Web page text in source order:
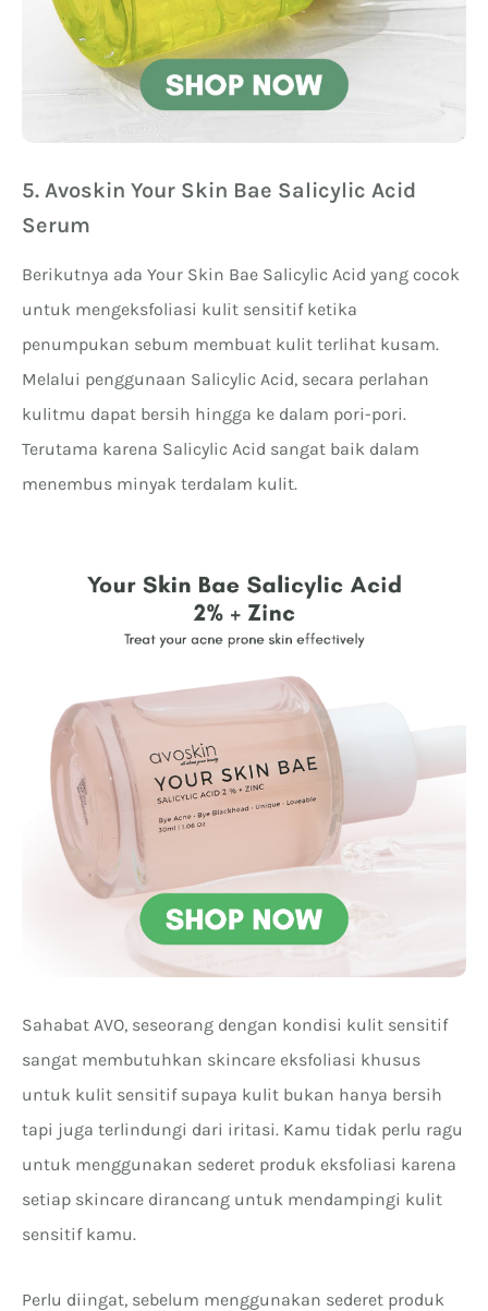
5. Avoskin Your Skin Bae Salicylic Acid
Serum
Berikutnya ada Your Skin Bae Salicylic Acid yang cocok
untuk mengeksfoliasi kulit sensitif ketika
penumpukan sebum membuat kulit terlihat kusam.
Melalui penggunaan Salicylic Acid, secara perlahan
kulitmu dapat bersih hingga ke dalam pori-pori.
Terutama karena Salicylic Acid sangat baik dalam
menembus minyak terdalam kulit.
Sahabat AVO, seseorang dengan kondisi kulit sensitif
sangat membutuhkan skincare eksfoliasi khusus
untuk kulit sensitif supaya kulit bukan hanya bersih
tapi juga terlindungi dari iritasi. Kamu tidak perlu ragu
untuk menggunakan sederet produk eksfoliasi karena
setiap skincare dirancang untuk mendampingi kulit
sensitif kamu.
Perlu diingat, sebelum menggunakan sederet produk